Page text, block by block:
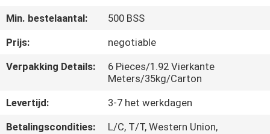
NEEM
CONTACT
ONS
OP
Min. bestelaantal:
500 BSS
Prijs:
negotiable
Verpakking Details:
6 Pieces/1.92 Vierkante
Meters/35kg/Carton
Levertijd:
3-7 het werkdagen
Betalingscondities:
L/C, T/T, Western Union,